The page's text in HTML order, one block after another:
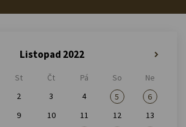
Listopad 2022
St Čt Pá So
Ne
2 3 4 5
6
9 10 11 12
13